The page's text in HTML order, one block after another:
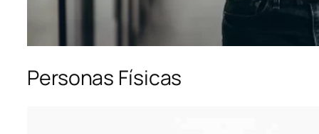
Personas Físicas